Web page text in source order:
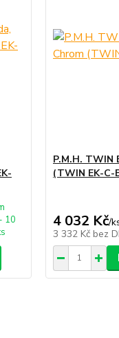
10
P.M.H. TWIN
(TWIN EK-C-
4 032 Kč/
3 332 Kč bez